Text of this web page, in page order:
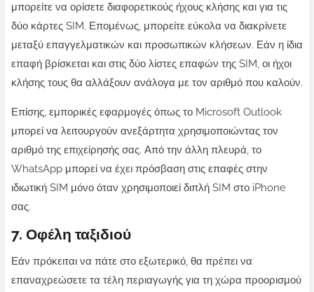
μπορείτε να ορίσετε διαφορετικούς ήχους κλήσης και για τις
δύο κάρτες SIM. Επομένως, μπορείτε εύκολα να διακρίνετε
μεταξύ επαγγελματικών και προσωπικών κλήσεων. Εάν η ίδια
επαφή βρίσκεται και στις δύο λίστες επαφών της SIM, οι ήχοι
κλήσης τους θα αλλάξουν ανάλογα με τον αριθμό που καλούν.
Επίσης, εμπορικές εφαρμογές όπως το Microsoft Outlook
μπορεί να λειτουργούν ανεξάρτητα χρησιμοποιώντας τον
αριθμό της επιχείρησής σας. Από την άλλη πλευρά, το
WhatsApp μπορεί να έχει πρόσβαση στις επαφές στην
ιδιωτική SIM μόνο όταν χρησιμοποιεί διπλή SIM στο iPhone
σας.
7. Οφέλη ταξιδιού
Εάν πρόκειται να πάτε στο εξωτερικό, θα πρέπει να
επαναχρεώσετε τα τέλη περιαγωγής για τη χώρα προορισμού